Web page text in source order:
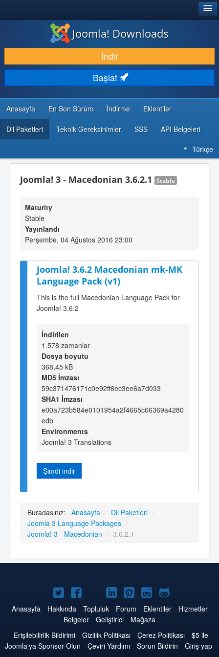
İNDIR & GENIŞLET
KEŞFET & ÖĞREN
TOPLULUK & DESTEK
GELIŞTIRICI KAYNAKLARI
Joomla! Downloads
İndir
Başlat
Anasayfa En Son Sürüm İndirme Eklentiler
Dil Paketleri Teknik Gereksinimler SSS API Belgeleri
Türkçe
Joomla! 3 - Macedonian 3.6.2.1 Stable
Maturity
Stable
Yayınlandı
Perşembe, 04 Ağustos 2016 23:00
Joomla! 3.6.2 Macedonian mk-MK
Language Pack (v1)
This is the full Macedonian Language Pack for
Joomla! 3.6.2
İndirilen
1.578 zamanlar
Dosya boyutu
368,45 kB
MD5 İmzası
59c371476171c0e92ff6ec3ee6a7d033
SHA1 İmzası
e00a723b584e0101954a2f4665c66369a4280
edb
Environments
Joomla! 3 Translations
Şimdi indir
Buradasınız: Anasayfa / Dil Paketleri /
Joomla 3 Language Packages /
Joomla! 3 - Macedonian / 3.6.2.1
Twitter'da
Joomla
Facebook'da
Joomla
YouTube'da
Joomla
LinkedIn'de
Joomla
Pinterest'de
Joomla
Instagram'da
Joomla
GitHub'da
Joomla
Anasayfa Hakkında Topluluk Forum Eklentiler
Hizmetler
Belgeler
Geliştirici
Mağaza
Erişilebilirlik Bildirimi
Gizlilik Politikası Çerez Politikası
$5 ile
Joomla'ya Sponsor Olun
Çeviri Yardımı Sorun Bildirin
Giriş yap